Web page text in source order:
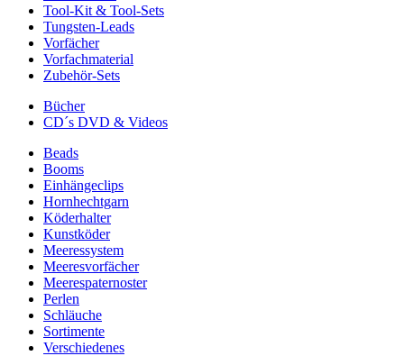
Tool-Kit & Tool-Sets
Tungsten-Leads
Vorfächer
Vorfachmaterial
Zubehör-Sets
Bücher
CD´s DVD & Videos
Beads
Booms
Einhängeclips
Hornhechtgarn
Köderhalter
Kunstköder
Meeressystem
Meeresvorfächer
Meerespaternoster
Perlen
Schläuche
Sortimente
Verschiedenes